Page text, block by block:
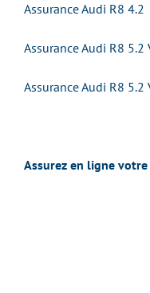
Assurance Audi R8
Assurance Audi R8 5.2
Assurance Audi R8 5.2
Assurez en ligne votre